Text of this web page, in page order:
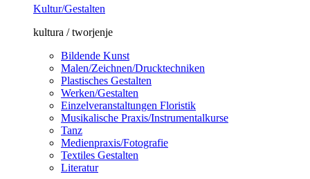
Kultur/Gestalten
kultura / tworjenje
Bildende Kunst
Malen/Zeichnen/Drucktechniken
Plastisches Gestalten
Werken/Gestalten
Einzelveranstaltungen Floristik
Musikalische Praxis/Instrumentalkurse
Tanz
Medienpraxis/Fotografie
Textiles Gestalten
Literatur